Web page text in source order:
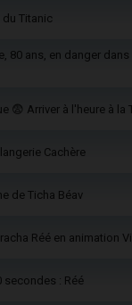
Titanic
80 ans, en danger
😨 Arriver à l'heure à la
Cachère
de Ticha Béav
Réé en animation
secondes : Réé